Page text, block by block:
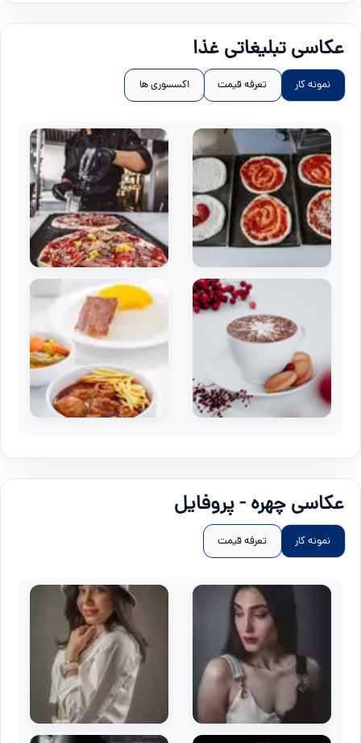
عکاسی تبلیغاتی غذا
نمونه کار تعرفه قیمت اکسسوری ها
عکاسی چهره - پروفایل
نمونه کار تعرفه قیمت